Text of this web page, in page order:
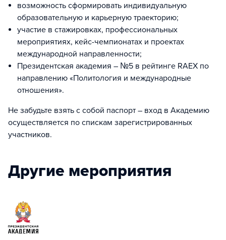
возможность сформировать индивидуальную
образовательную и карьерную траекторию;
участие в стажировках, профессиональных
мероприятиях, кейс-чемпионатах и проектах
международной направленности;
Президентская академия – №5 в рейтинге RAEX по
направлению «Политология и международные
отношения».
Не забудьте взять с собой паспорт – вход в Академию
осуществляется по спискам зарегистрированных
участников.
Другие мероприятия